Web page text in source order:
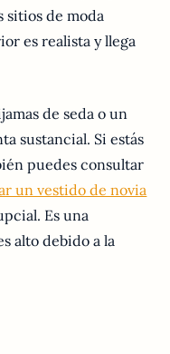
sitios de moda
es realista y llega
de seda o un
sustancial. Si estás
puedes consultar
un vestido de novia
Es una
alto debido a la